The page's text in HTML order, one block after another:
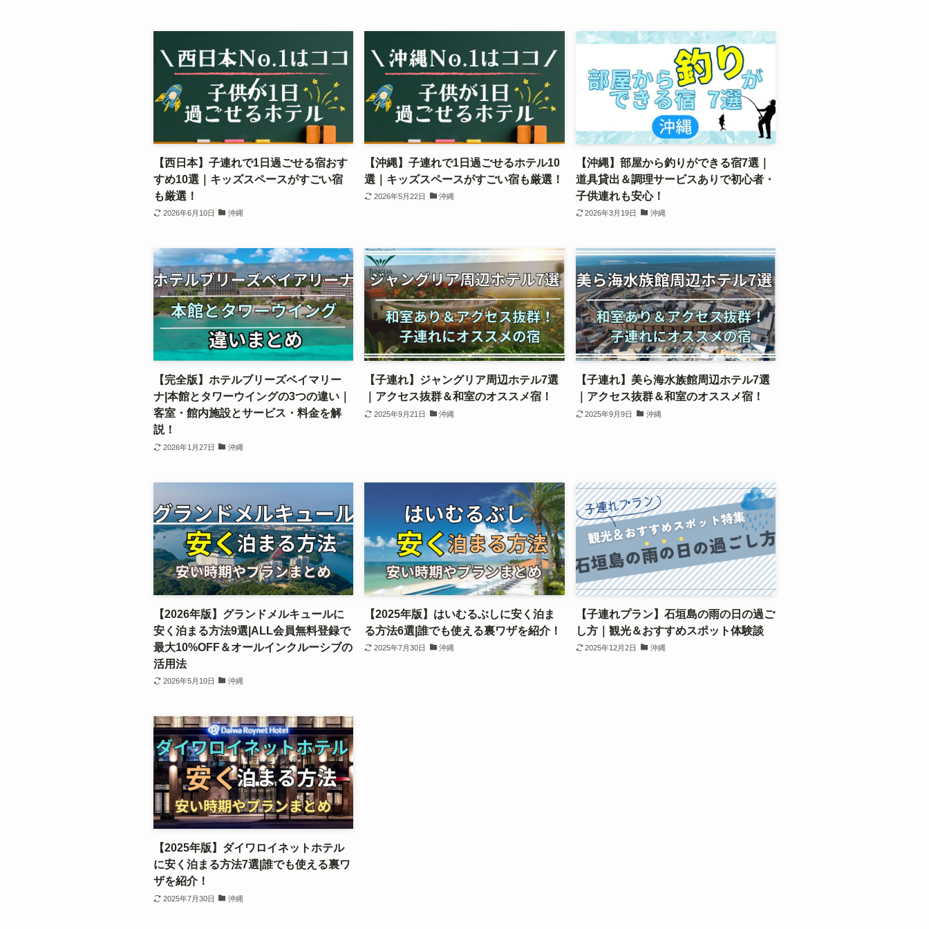
【西日本】子連れで1日過ごせる宿おす
すめ10選｜キッズスペースがすごい宿
も厳選！
2026年6月10日 沖縄
【沖縄】子連れで1日過ごせるホテル10
選｜キッズスペースがすごい宿も厳選！
2026年5月22日 沖縄
【沖縄】部屋から釣りができる宿7選｜
道具貸出＆調理サービスありで初心者・
子供連れも安心！
2026年3月19日 沖縄
【完全版】ホテルブリーズベイマリー
ナ|本館とタワーウイングの3つの違い｜
客室・館内施設とサービス・料金を解
説！
2026年1月27日 沖縄
【子連れ】ジャングリア周辺ホテル7選
｜アクセス抜群＆和室のオススメ宿！
2025年9月21日 沖縄
【子連れ】美ら海水族館周辺ホテル7選
｜アクセス抜群＆和室のオススメ宿！
2025年9月9日 沖縄
【2026年版】グランドメルキュールに
安く泊まる方法9選|ALL会員無料登録で
最大10%OFF＆オールインクルーシブの
活用法
2026年5月10日 沖縄
【2025年版】はいむるぶしに安く泊ま
る方法6選|誰でも使える裏ワザを紹介！
2025年7月30日 沖縄
【子連れプラン】石垣島の雨の日の過ご
し方｜観光＆おすすめスポット体験談
2025年12月2日 沖縄
【2025年版】ダイワロイネットホテル
に安く泊まる方法7選|誰でも使える裏ワ
ザを紹介！
2025年7月30日 沖縄